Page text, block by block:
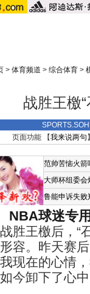
> 体育频道 > 综合体育 >
战胜王檄
页面功能 【我来说两句
范帅苦恼火箭
大师杯组委会
鲁能申诉失败
NBA球迷专
王檄后，“
容。昨天赛
现在的心情
今卸下了心